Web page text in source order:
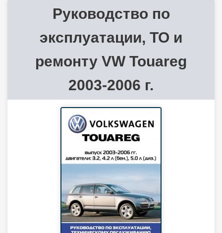
Руководство по
эксплуатации, ТО и
ремонту VW Touareg
2003-2006 г.